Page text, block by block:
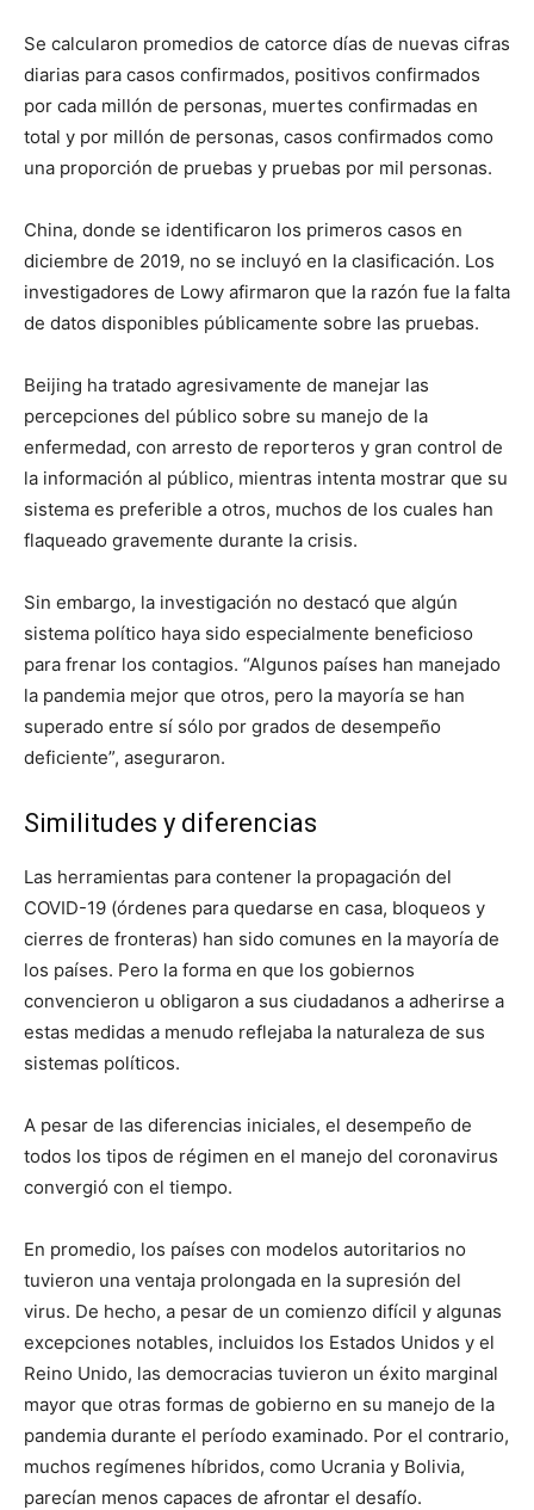
Se calcularon promedios de catorce días de nuevas cifras
diarias para casos confirmados, positivos confirmados
por cada millón de personas, muertes confirmadas en
total y por millón de personas, casos confirmados como
una proporción de pruebas y pruebas por mil personas.
China, donde se identificaron los primeros casos en
diciembre de 2019, no se incluyó en la clasificación. Los
investigadores de Lowy afirmaron que la razón fue la falta
de datos disponibles públicamente sobre las pruebas.
Beijing ha tratado agresivamente de manejar las
percepciones del público sobre su manejo de la
enfermedad, con arresto de reporteros y gran control de
la información al público, mientras intenta mostrar que su
sistema es preferible a otros, muchos de los cuales han
flaqueado gravemente durante la crisis.
Sin embargo, la investigación no destacó que algún
sistema político haya sido especialmente beneficioso
para frenar los contagios. “Algunos países han manejado
la pandemia mejor que otros, pero la mayoría se han
superado entre sí sólo por grados de desempeño
deficiente”, aseguraron.
Similitudes y diferencias
Las herramientas para contener la propagación del
COVID-19 (órdenes para quedarse en casa, bloqueos y
cierres de fronteras) han sido comunes en la mayoría de
los países. Pero la forma en que los gobiernos
convencieron u obligaron a sus ciudadanos a adherirse a
estas medidas a menudo reflejaba la naturaleza de sus
sistemas políticos.
A pesar de las diferencias iniciales, el desempeño de
todos los tipos de régimen en el manejo del coronavirus
convergió con el tiempo.
En promedio, los países con modelos autoritarios no
tuvieron una ventaja prolongada en la supresión del
virus. De hecho, a pesar de un comienzo difícil y algunas
excepciones notables, incluidos los Estados Unidos y el
Reino Unido, las democracias tuvieron un éxito marginal
mayor que otras formas de gobierno en su manejo de la
pandemia durante el período examinado. Por el contrario,
muchos regímenes híbridos, como Ucrania y Bolivia,
parecían menos capaces de afrontar el desafío.